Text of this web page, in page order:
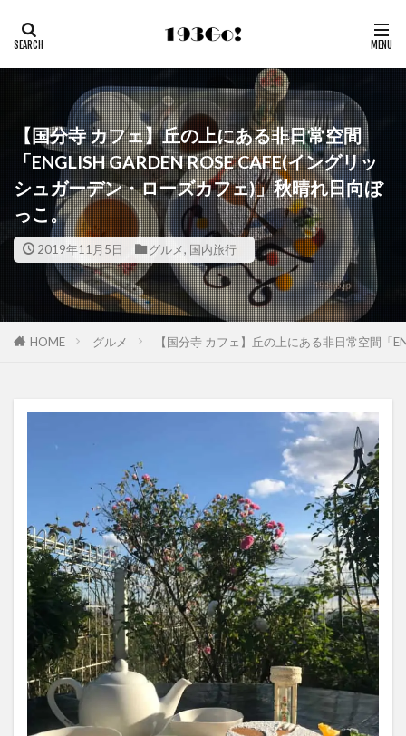
【国分寺 カフェ】丘の上にある非日常空間
「ENGLISH GARDEN ROSE CAFE(イングリッ
シュガーデン・ローズカフェ)」秋晴れ日向ぼ
っこ。
2019年11月5日 グルメ, 国内旅行
HOME グルメ 【国分寺 カフェ】丘の上にある非日常空間「